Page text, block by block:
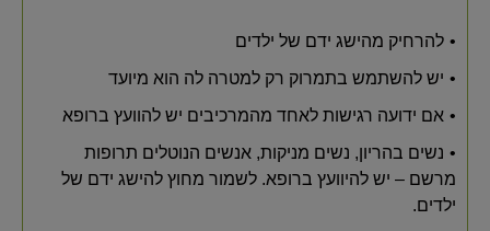
להרחיק מהישג ידם של ילדים
יש להשתמש בתמרוק רק למטרה לה הוא מיועד
אם ידועה רגישות לאחד מהמרכיבים יש להוועץ ברופא
נשים בהריון, נשים מניקות, אנשים הנוטלים תרופות
מרשם – יש להיוועץ ברופא. לשמור מחוץ להישג ידם של
ילדים.